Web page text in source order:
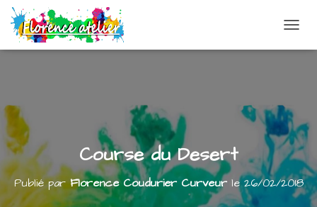
Course du Desert
Publié parFlorence Coudurier Curveurle26/02/2018